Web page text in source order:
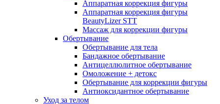
Аппаратная коррекция фигуры
Аппаратная коррекция фигуры
BeautyLizer STT
Массаж для коррекции фигуры
Обертывание
Обертывание для тела
Бандажное обертывание
Антицеллюлитное обертывание
Омоложение + детокс
Обертывание для коррекции фигуры
Антиоксидантное обертывание
Уход за телом